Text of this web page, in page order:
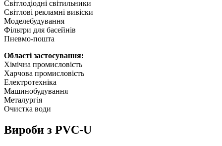
Світлодіодні світильники
Світлові рекламні вивіски
Моделебудування
Фільтри для басейнів
Пневмо-пошта
Області застосування:
Хімічна промисловість
Харчова промисловість
Електротехніка
Машинобудування
Металургія
Очистка води
Вироби з PVC-U